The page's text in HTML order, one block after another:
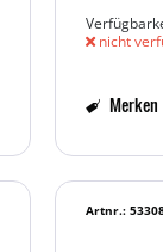
nicht
Merken
Artnr.: